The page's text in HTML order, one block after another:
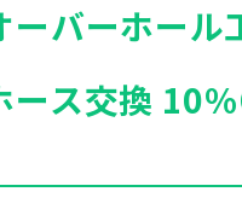
バーホール
ス交換